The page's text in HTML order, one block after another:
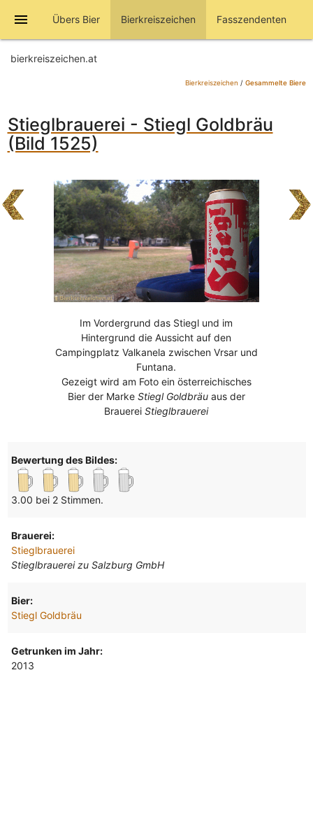
menu Übers Bier Bierkreiszeichen Fasszendenten
bierkreiszeichen.at
Bierkreiszeichen / Gesammelte Biere
Stieglbrauerei - Stiegl Goldbräu
(Bild 1525)
Im Vordergrund das Stiegl und im
Hintergrund die Aussicht auf den
Campingplatz Valkanela zwischen Vrsar und
Funtana.
Gezeigt wird am Foto ein österreichisches
Bier der Marke Stiegl Goldbräuaus der
BrauereiStieglbrauerei
Bewertung des Bildes:
3.00 bei 2 Stimmen.
Brauerei:
Stieglbrauerei
Stieglbrauerei zu Salzburg GmbH
Bier:
Stiegl Goldbräu
Getrunken im Jahr:
2013